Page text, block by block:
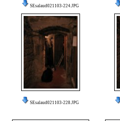
SEsalaud021103-224.JPG
SEsalaud021103-228.JPG